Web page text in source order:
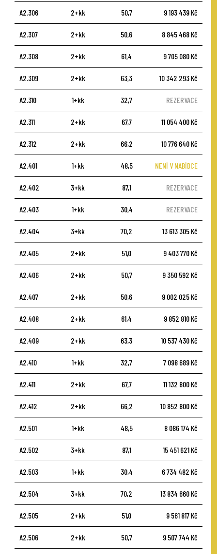
A2.306 2+kk 50,7 9 193 439 Kč
A2.307 2+kk 50,6 8 845 468 Kč
A2.308 2+kk 61,4 9 705 080 Kč
A2.309 2+kk 63,3 10 342 293 Kč
A2.310 1+kk 32,7 REZERVACE
A2.311 2+kk 67,7 11 054 400 Kč
A2.312 2+kk 66,2 10 776 640 Kč
A2.401 1+kk 48,5 NENÍ V NABÍDCE
A2.402 3+kk 87,1 REZERVACE
A2.403 1+kk 30,4 REZERVACE
A2.404 3+kk 70,2 13 613 305 Kč
A2.405 2+kk 51,0 9 403 770 Kč
A2.406 2+kk 50,7 9 350 592 Kč
A2.407 2+kk 50,6 9 002 025 Kč
A2.408 2+kk 61,4 9 852 810 Kč
A2.409 2+kk 63,3 10 537 430 Kč
A2.410 1+kk 32,7 7 098 689 Kč
A2.411 2+kk 67,7 11 132 800 Kč
A2.412 2+kk 66,2 10 852 800 Kč
A2.501 1+kk 48,5 8 086 174 Kč
A2.502 3+kk 87,1 15 451 621 Kč
A2.503 1+kk 30,4 6 734 482 Kč
A2.504 3+kk 70,2 13 834 660 Kč
A2.505 2+kk 51,0 9 561 817 Kč
A2.506 2+kk 50,7 9 507 744 Kč